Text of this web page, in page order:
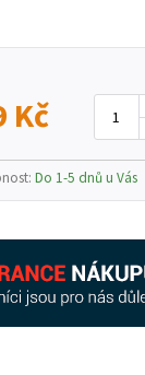
Kč
Do 1-5 dnů u Vás